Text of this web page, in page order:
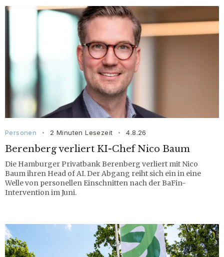
Personen • 2 Minuten Lesezeit • 4.8.26
Berenberg verliert KI-Chef Nico Baum
Die Hamburger Privatbank Berenberg verliert mit Nico
Baum ihren Head of AI. Der Abgang reiht sich ein in eine
Welle von personellen Einschnitten nach der BaFin-
Intervention im Juni.